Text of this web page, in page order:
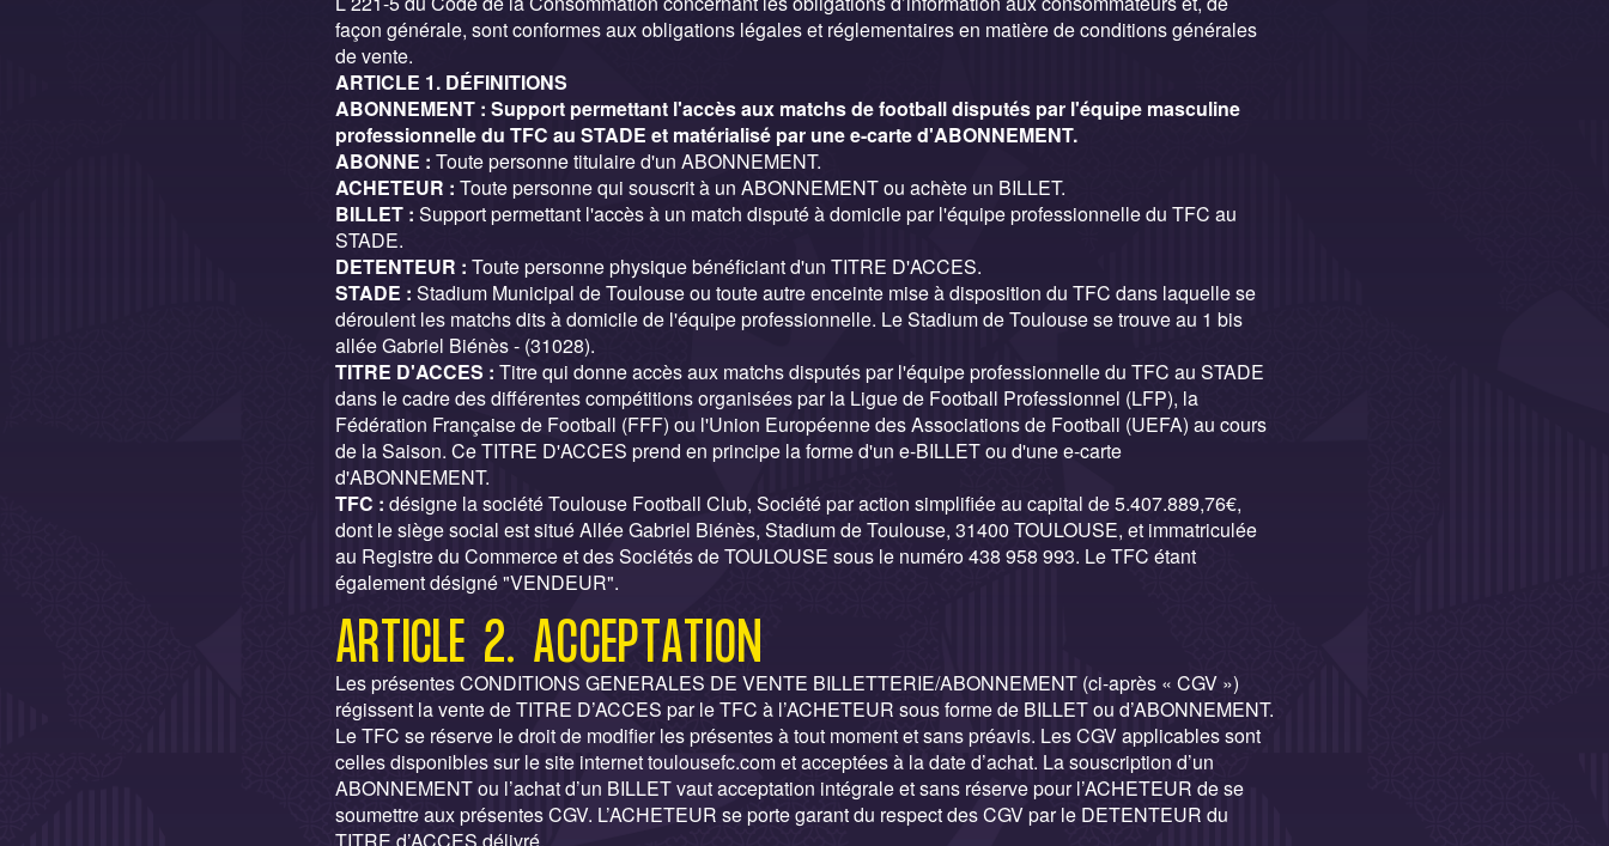
façon générale, sont conformes aux obligations légales et réglementaires en matière de conditions générales
de vente.
ARTICLE 1. DÉFINITIONS
ABONNEMENT : Support permettant l'accès aux matchs de football disputés par l'équipe masculine
professionnelle du TFC au STADE et matérialisé par une e-carte d'ABONNEMENT.
ABONNE : Toute personne titulaire d'un ABONNEMENT.
ACHETEUR : Toute personne qui souscrit à un ABONNEMENT ou achète un BILLET.
BILLET : Support permettant l'accès à un match disputé à domicile par l'équipe professionnelle du TFC au
STADE.
DETENTEUR : Toute personne physique bénéficiant d'un TITRE D'ACCES.
STADE : Stadium Municipal de Toulouse ou toute autre enceinte mise à disposition du TFC dans laquelle se
déroulent les matchs dits à domicile de l'équipe professionnelle. Le Stadium de Toulouse se trouve au 1 bis
allée Gabriel Biénès - (31028).
TITRE D'ACCES : Titre qui donne accès aux matchs disputés par l'équipe professionnelle du TFC au STADE
dans le cadre des différentes compétitions organisées par la Ligue de Football Professionnel (LFP), la
Fédération Française de Football (FFF) ou l'Union Européenne des Associations de Football (UEFA) au cours
de la Saison. Ce TITRE D'ACCES prend en principe la forme d'un e-BILLET ou d'une e-carte
d'ABONNEMENT.
TFC : désigne la société Toulouse Football Club, Société par action simplifiée au capital de 5.407.889,76€,
dont le siège social est situé Allée Gabriel Biénès, Stadium de Toulouse, 31400 TOULOUSE, et immatriculée
au Registre du Commerce et des Sociétés de TOULOUSE sous le numéro 438 958 993. Le TFC étant
également désigné "VENDEUR".
ARTICLE 2. ACCEPTATION
Les présentes CONDITIONS GENERALES DE VENTE BILLETTERIE/ABONNEMENT (ci-après « CGV »)
régissent la vente de TITRE D’ACCES par le TFC à l’ACHETEUR sous forme de BILLET ou d’ABONNEMENT.
Le TFC se réserve le droit de modifier les présentes à tout moment et sans préavis. Les CGV applicables sont
celles disponibles sur le site internet toulousefc.com et acceptées à la date d’achat. La souscription d’un
ABONNEMENT ou l’achat d’un BILLET vaut acceptation intégrale et sans réserve pour l’ACHETEUR de se
soumettre aux présentes CGV. L’ACHETEUR se porte garant du respect des CGV par le DETENTEUR du